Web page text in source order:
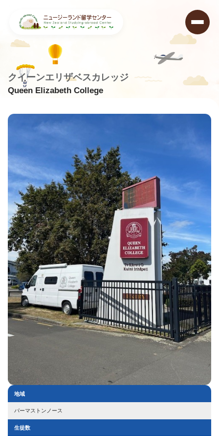
Queen Elizabeth College
クイーンエリザベスカレッジ
ニュージーランド留学センター
地域
パーマストンノース
生徒数